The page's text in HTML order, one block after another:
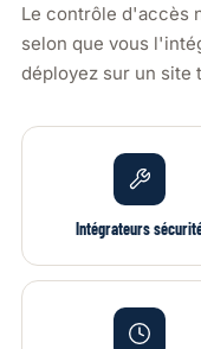
Le contrôle d'accès
selon que vous
déployez sur un site
Intégrateurs